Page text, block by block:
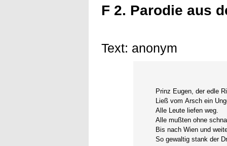
F 2. Parodie aus
Text: anonym
Prinz Eugen, der edle
Ließ vom Arsch ein
Alle Leute liefen weg.
Alle mußten ohne
Bis nach Wien und
So gewaltig stank der